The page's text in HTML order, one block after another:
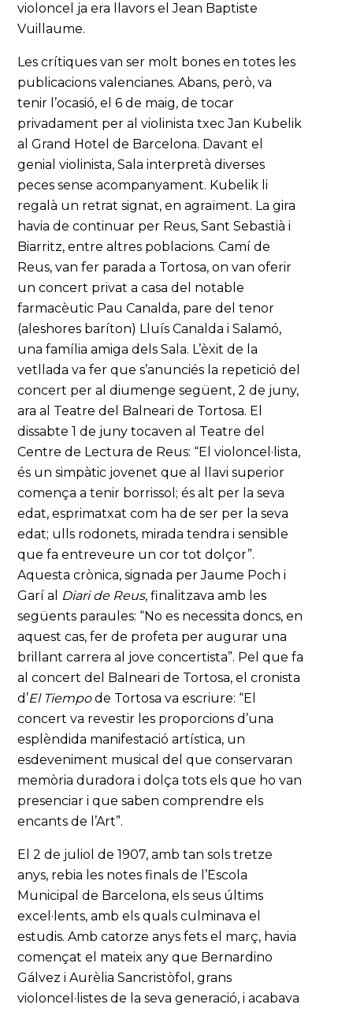
violoncel ja era llavors el Jean Baptiste
Vuillaume.
Les crítiques van ser molt bones en totes les
publicacions valencianes. Abans, però, va
tenir l’ocasió, el 6 de maig, de tocar
privadament per al violinista txec Jan Kubelik
al Grand Hotel de Barcelona. Davant el
genial violinista, Sala interpretà diverses
peces sense acompanyament. Kubelik li
regalà un retrat signat, en agraïment. La gira
havia de continuar per Reus, Sant Sebastià i
Biarritz, entre altres poblacions. Camí de
Reus, van fer parada a Tortosa, on van oferir
un concert privat a casa del notable
farmacèutic Pau Canalda, pare del tenor
(aleshores baríton) Lluís Canalda i Salamó,
una família amiga dels Sala. L’èxit de la
vetllada va fer que s’anunciés la repetició del
concert per al diumenge següent, 2 de juny,
ara al Teatre del Balneari de Tortosa. El
dissabte 1 de juny tocaven al Teatre del
Centre de Lectura de Reus: “El violoncel·lista,
és un simpàtic jovenet que al llavi superior
comença a tenir borrissol; és alt per la seva
edat, esprimatxat com ha de ser per la seva
edat; ulls rodonets, mirada tendra i sensible
que fa entreveure un cor tot dolçor”.
Aquesta crònica, signada per Jaume Poch i
Garí al Diari de Reus, finalitzava amb les
següents paraules: “No es necessita doncs, en
aquest cas, fer de profeta per augurar una
brillant carrera al jove concertista”. Pel que fa
al concert del Balneari de Tortosa, el cronista
d’El Tiempode Tortosa va escriure: “El
concert va revestir les proporcions d’una
esplèndida manifestació artística, un
esdeveniment musical del que conservaran
memòria duradora i dolça tots els que ho van
presenciar i que saben comprendre els
encants de l’Art”.
El 2 de juliol de 1907, amb tan sols tretze
anys, rebia les notes finals de l’Escola
Municipal de Barcelona, els seus últims
excel·lents, amb els quals culminava el
estudis. Amb catorze anys fets el març, havia
començat el mateix any que Bernardino
Gálvez i Aurèlia Sancristòfol, grans
violoncel·listes de la seva generació, i acabava